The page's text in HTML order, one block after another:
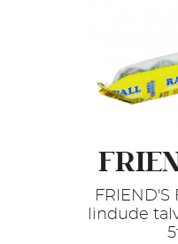
FRIEND'S
lindude